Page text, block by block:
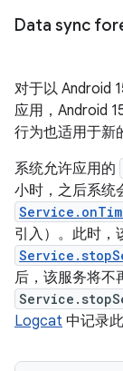
Data sync
对于以 Android
应用，Android
行为也适用于新
系统允许应用的
小时，之后系统
引入）。此时，
后，该服务将不
Logcat 中记录